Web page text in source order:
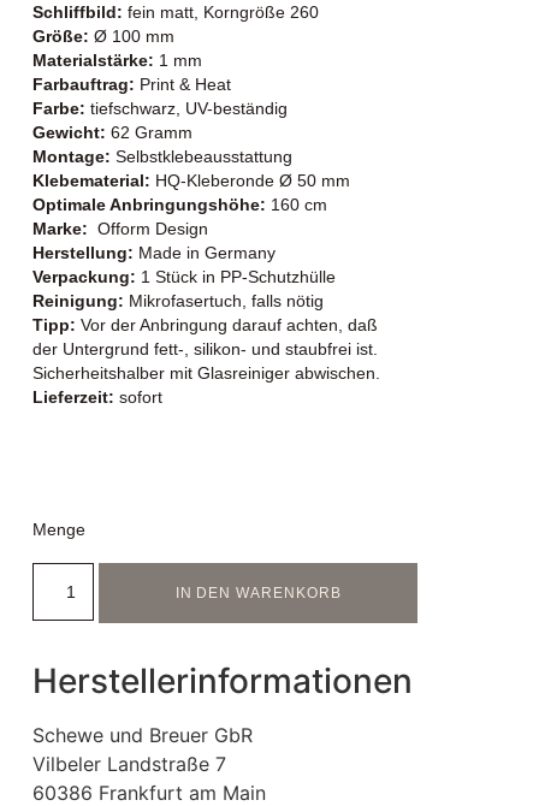
Schliffbild: fein matt, Korngröße 260
Größe: Ø 100 mm
Materialstärke: 1 mm
Farbauftrag: Print & Heat
Farbe: tiefschwarz, UV-beständig
Gewicht: 62 Gramm
Montage: Selbstklebeausstattung
Klebematerial: HQ-Kleberonde Ø 50 mm
Optimale Anbringungshöhe: 160 cm
Marke: Ofform Design
Herstellung: Made in Germany
Verpackung: 1 Stück in PP-Schutzhülle
Reinigung: Mikrofasertuch, falls nötig
Tipp: Vor der Anbringung darauf achten, daß
der Untergrund fett-, silikon- und staubfrei ist.
Sicherheitshalber mit Glasreiniger abwischen.
Lieferzeit: sofort
Menge
IN DEN WARENKORB
Herstellerinformationen
Schewe und Breuer GbR
Vilbeler Landstraße 7
60386 Frankfurt am Main